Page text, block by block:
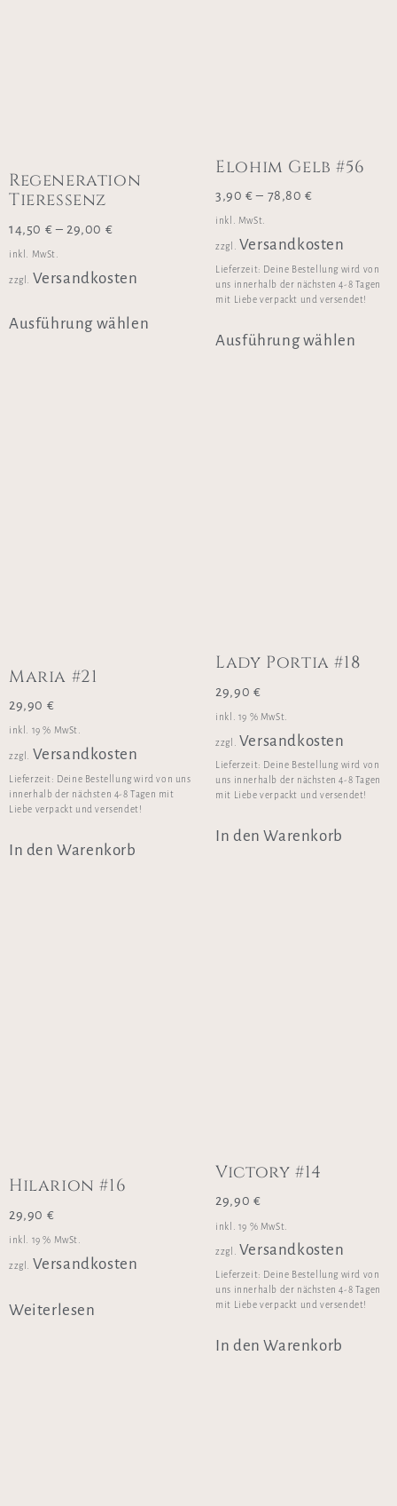
Regeneration
Tieressenz
14,50 €– 29,00 €
inkl. MwSt.
zzgl. Versandkosten
Ausführung wählen
Elohim Gelb #56
3,90€– 78,80€
inkl. MwSt.
zzgl. Versandkosten
Lieferzeit: Deine Bestellung wird von
uns innerhalb der nächsten 4-8 Tagen
mit Liebe verpackt und versendet!
Ausführung wählen
Maria #21
29,90 €
inkl. 19 % MwSt.
zzgl. Versandkosten
Lieferzeit: Deine Bestellung wird von uns
innerhalb der nächsten 4-8 Tagen mit
Liebe verpackt und versendet!
In den Warenkorb
Lady Portia #18
29,90 €
inkl. 19 % MwSt.
zzgl. Versandkosten
Lieferzeit: Deine Bestellung wird von
uns innerhalb der nächsten 4-8 Tagen
mit Liebe verpackt und versendet!
In den Warenkorb
Hilarion #16
29,90 €
inkl. 19 % MwSt.
zzgl. Versandkosten
Weiterlesen
Victory #14
29,90 €
inkl. 19 % MwSt.
zzgl. Versandkosten
Lieferzeit: Deine Bestellung wird von
uns innerhalb der nächsten 4-8 Tagen
mit Liebe verpackt und versendet!
In den Warenkorb